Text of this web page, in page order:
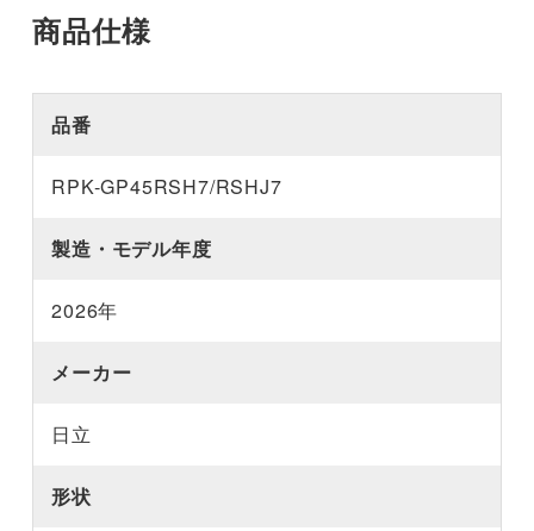
商品仕様
品番
RPK-GP45RSH7/RSHJ7
製造・モデル年度
2026年
メーカー
日立
形状